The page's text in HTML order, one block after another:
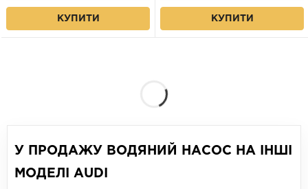
КУПИТИ КУПИТИ
У ПРОДАЖУ ВОДЯНИЙ НАСОС НА ІНШІ
МОДЕЛІ AUDI